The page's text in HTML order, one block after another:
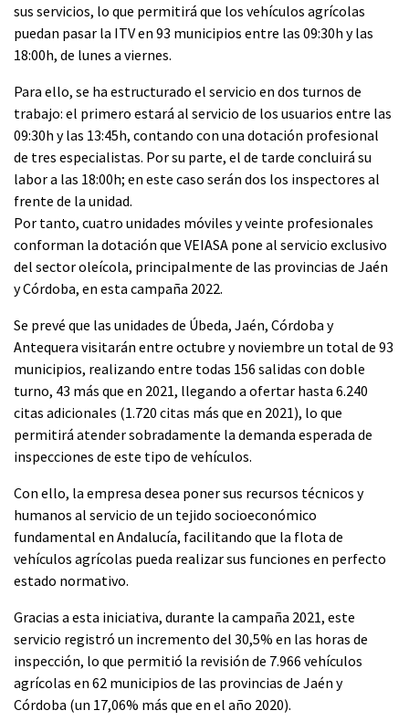
sus servicios, lo que permitirá que los vehículos agrícolas
puedan pasar la ITV en 93 municipios entre las 09:30h y las
18:00h, de lunes a viernes.
Para ello, se ha estructurado el servicio en dos turnos de
trabajo: el primero estará al servicio de los usuarios entre las
09:30h y las 13:45h, contando con una dotación profesional
de tres especialistas. Por su parte, el de tarde concluirá su
labor a las 18:00h; en este caso serán dos los inspectores al
frente de la unidad.
Por tanto, cuatro unidades móviles y veinte profesionales
conforman la dotación que VEIASA pone al servicio exclusivo
del sector oleícola, principalmente de las provincias de Jaén
y Córdoba, en esta campaña 2022.
Se prevé que las unidades de Úbeda, Jaén, Córdoba y
Antequera visitarán entre octubre y noviembre un total de 93
municipios, realizando entre todas 156 salidas con doble
turno, 43 más que en 2021, llegando a ofertar hasta 6.240
citas adicionales (1.720 citas más que en 2021), lo que
permitirá atender sobradamente la demanda esperada de
inspecciones de este tipo de vehículos.
Con ello, la empresa desea poner sus recursos técnicos y
humanos al servicio de un tejido socioeconómico
fundamental en Andalucía, facilitando que la flota de
vehículos agrícolas pueda realizar sus funciones en perfecto
estado normativo.
Gracias a esta iniciativa, durante la campaña 2021, este
servicio registró un incremento del 30,5% en las horas de
inspección, lo que permitió la revisión de 7.966 vehículos
agrícolas en 62 municipios de las provincias de Jaén y
Córdoba (un 17,06% más que en el año 2020).